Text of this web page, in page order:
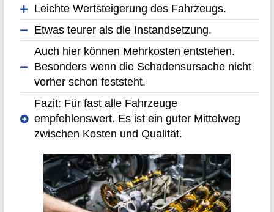
Leichte Wertsteigerung des Fahrzeugs.
Etwas teurer als die Instandsetzung.
Auch hier können Mehrkosten entstehen.
Besonders wenn die Schadensursache nicht
vorher schon feststeht.
Fazit: Für fast alle Fahrzeuge
empfehlenswert. Es ist ein guter Mittelweg
zwischen Kosten und Qualität.